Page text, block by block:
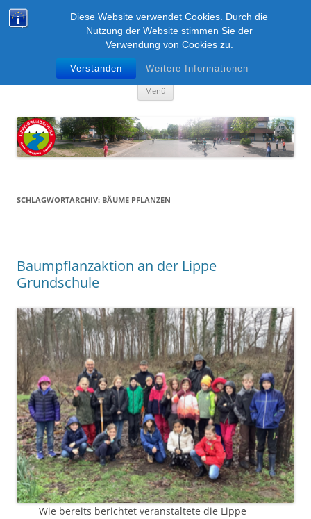
Diese Website verwendet Cookies. Durch die
Nutzung der Website stimmen Sie der
Verwendung von Cookies zu.
Verstanden Weitere Informationen
Inhalt
springen Lippe-Grundschule
Boke – Anreppen – Bentfeld
Menü
SCHLAGWORTARCHIV: BÄUME PFLANZEN
Baumpflanzaktion an der Lippe
Grundschule
Wie bereits berichtet veranstaltete die Lippe